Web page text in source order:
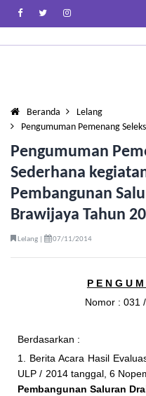
Beranda
Lelang
Pengumuman Pemenang
Pengumuman
Sederhana
Pembangunan
Brawijaya Tahun
Lelang | 07/11/2014
P E N G U
Nomor : 031
Berdasarkan :
1. Berita Acara Hasil
ULP / 2014 tanggal, 6
Pembangunan Saluran